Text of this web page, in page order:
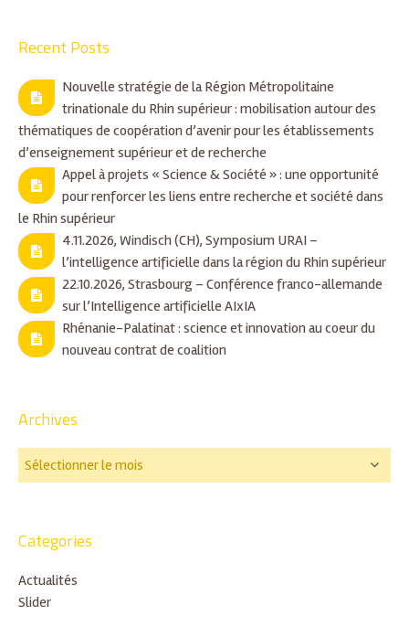
Recent Posts
Nouvelle stratégie de la Région Métropolitaine
trinationale du Rhin supérieur : mobilisation autour des
thématiques de coopération d’avenir pour les établissements
d’enseignement supérieur et de recherche
Appel à projets « Science & Société » : une opportunité
pour renforcer les liens entre recherche et société dans
le Rhin supérieur
4.11.2026, Windisch (CH), Symposium URAI –
l’intelligence artificielle dans la région du Rhin supérieur
22.10.2026, Strasbourg – Conférence franco-allemande
sur l’Intelligence artificielle AIxIA
Rhénanie-Palatinat : science et innovation au coeur du
nouveau contrat de coalition
Archives
Categories
Actualités
Slider